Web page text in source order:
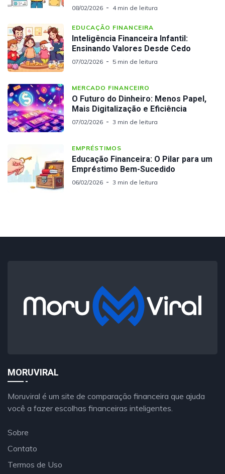
08/02/2026 4 min de leitura
EDUCAÇÃO FINANCEIRA
Inteligência Financeira Infantil:
Ensinando Valores Desde Cedo
07/02/2026 5 min de leitura
MERCADO FINANCEIRO
O Futuro do Dinheiro: Menos Papel,
Mais Digitalização e Eficiência
07/02/2026 3 min de leitura
EMPRÉSTIMOS
Educação Financeira: O Pilar para um
Empréstimo Bem-Sucedido
06/02/2026 3 min de leitura
MORUVIRAL
Moruviral é um site de comparação financeira que ajuda
você a fazer escolhas financeiras inteligentes.
Sobre
Contato
Termos de Uso